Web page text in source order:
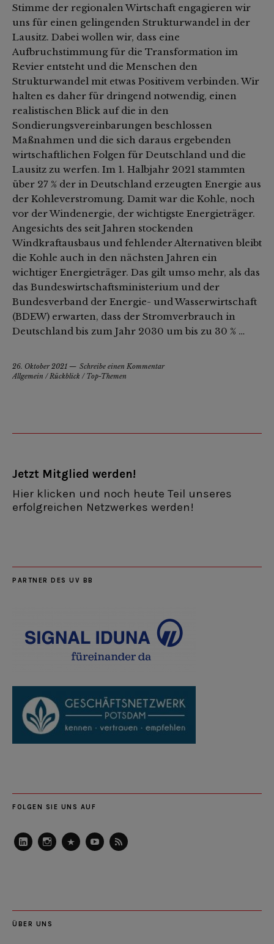
Stimme der regionalen Wirtschaft engagieren wir
uns für einen gelingenden Strukturwandel in der
Lausitz. Dabei wollen wir, dass eine
Aufbruchstimmung für die Transformation im
Revier entsteht und die Menschen den
Strukturwandel mit etwas Positivem verbinden. Wir
halten es daher für dringend notwendig, einen
realistischen Blick auf die in den
Sondierungsvereinbarungen beschlossen
Maßnahmen und die sich daraus ergebenden
wirtschaftlichen Folgen für Deutschland und die
Lausitz zu werfen. Im 1. Halbjahr 2021 stammten
über 27 % der in Deutschland erzeugten Energie aus
der Kohleverstromung. Damit war die Kohle, noch
vor der Windenergie, der wichtigste Energieträger.
Angesichts des seit Jahren stockenden
Windkraftausbaus und fehlender Alternativen bleibt
die Kohle auch in den nächsten Jahren ein
wichtiger Energieträger. Das gilt umso mehr, als das
das Bundeswirtschaftsministerium und der
Bundesverband der Energie- und Wasserwirtschaft
(BDEW) erwarten, dass der Stromverbrauch in
Deutschland bis zum Jahr 2030 um bis zu 30 % …
26. Oktober 2021
Schreibe einen Kommentar
Allgemein /Rückblick / Top-Themen
Jetzt Mitglied werden!
Hier klicken und noch heute Teil unseres
erfolgreichen Netzwerkes werden!
PARTNER DES UV BB
FOLGEN SIE UNS AUF
ÜBER UNS